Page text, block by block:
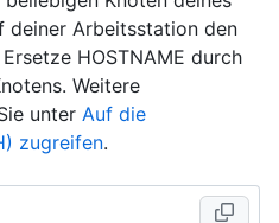
deiner Arbeitsstation den
HOSTNAME durch
Weitere
unter Auf die
zugreifen.